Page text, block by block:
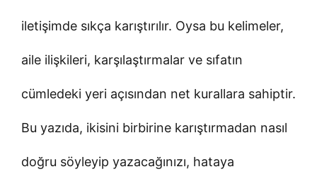
iletişimde sıkça karıştırılır. Oysa bu kelimeler,
aile ilişkileri, karşılaştırmalar ve sıfatın
cümledeki yeri açısından net kurallara sahiptir.
Bu yazıda, ikisini birbirine karıştırmadan nasıl
doğru söyleyip yazacağınızı, hataya